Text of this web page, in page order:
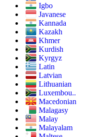
Igbo
Javanese
Kannada
Kazakh
Khmer
Kurdish
Kyrgyz
Latin
Latvian
Lithuanian
Luxembou..
Macedonian
Malagasy
Malay
Malayalam